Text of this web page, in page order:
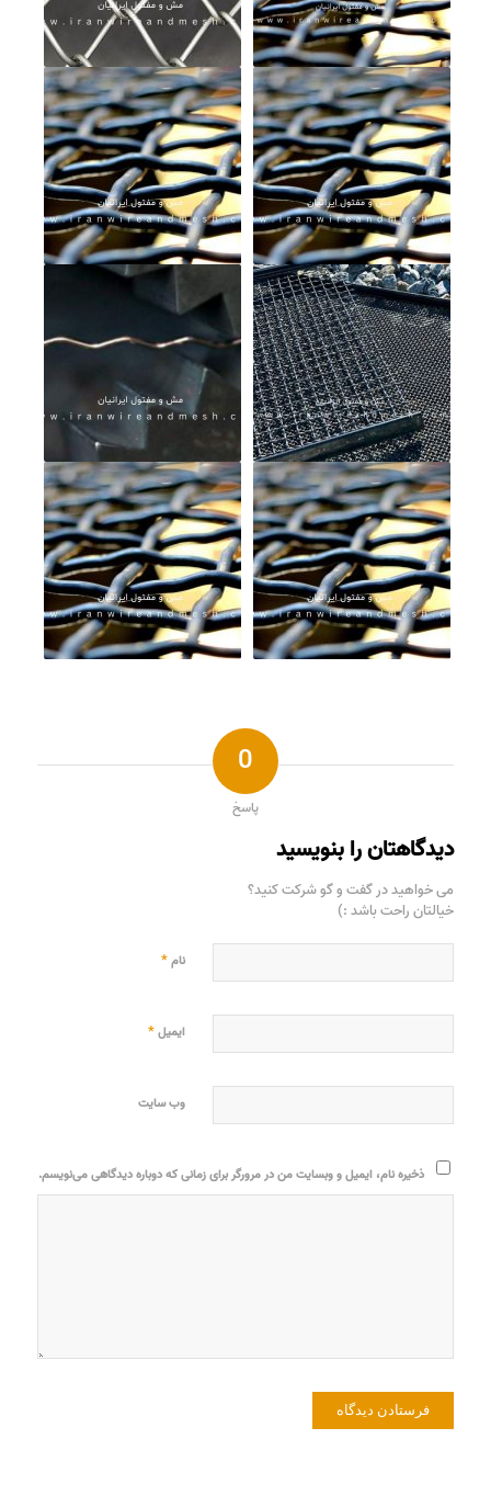
0
پاسخ
دیدگاهتان را بنویسید
می خواهید در گفت و گو شرکت کنید؟
خیالتان راحت باشد :)
نام*
ایمیل*
وب‌ سایت
ذخیره نام، ایمیل و وبسایت من در مرورگر برای زمانی که دوباره دیدگاهی می‌نویسم.